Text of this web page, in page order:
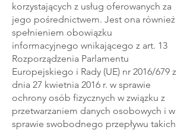
korzystających z usług oferowanych za
jego pośrednictwem. Jest ona również
spełnieniem obowiązku
informacyjnego wnikającego z art. 13
Rozporządzenia Parlamentu
Europejskiego i Rady (UE) nr 2016/679 z
dnia 27 kwietnia 2016 r. w sprawie
ochrony osób fizycznych w związku z
przetwarzaniem danych osobowych i w
sprawie swobodnego przepływu takich